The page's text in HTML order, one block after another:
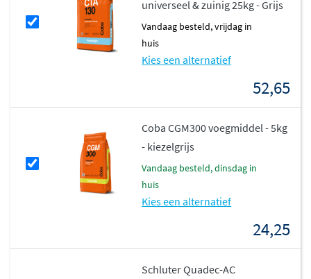
tot 60x120cm, maakt het mogelijk om creatief te spelen
met legpatronen en ruimtelijke effecten.
Duurzaam en praktisch in gebruik
maar ook functionele kwaliteit. De tegel is geschikt voor
vloerverwarming, waardoor je ook in de koude
maanden comfortabel kunt genieten van je mooie vloer.
Het keramische materiaal is slijtvast, kleurvast en
behoudt jarenlang zijn mooie uitstraling, zelfs in drukke
universeel & zuinig 25kg - Grijs
vandaag besteld, vrijdag in
huis
Kies een alternatief
52,65
Coba CGM300 voegmiddel - 5kg
- kiezelgrijs
vandaag besteld, dinsdag in
huis
Kies een alternatief
24,25
Schluter Quadec-AC